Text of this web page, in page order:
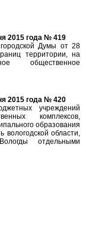
2015 года № 419
Думы от 28
территории, на
общественное
2015 года № 420
учреждений
комплексов,
образования
вологодской области,
отдельными